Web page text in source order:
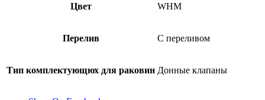
Цвет WHM
Перелив С переливом
Тип комплектующюх для раковин Донные клапаны